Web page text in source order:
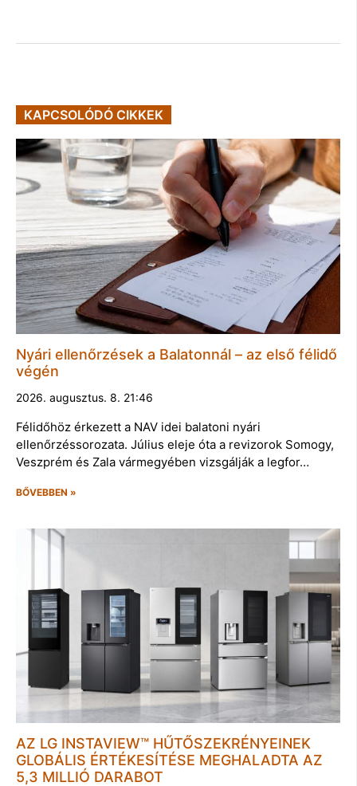
KAPCSOLÓDÓ CIKKEK
Nyári ellenőrzések a Balatonnál – az első félidő
végén
2026. augusztus. 8. 21:46
Félidőhöz érkezett a NAV idei balatoni nyári
ellenőrzéssorozata. Július eleje óta a revizorok Somogy,
Veszprém és Zala vármegyében vizsgálják a legfor…
BŐVEBBEN »
AZ LG INSTAVIEW™ HŰTŐSZEKRÉNYEINEK
GLOBÁLIS ÉRTÉKESÍTÉSE MEGHALADTA AZ
5,3 MILLIÓ DARABOT